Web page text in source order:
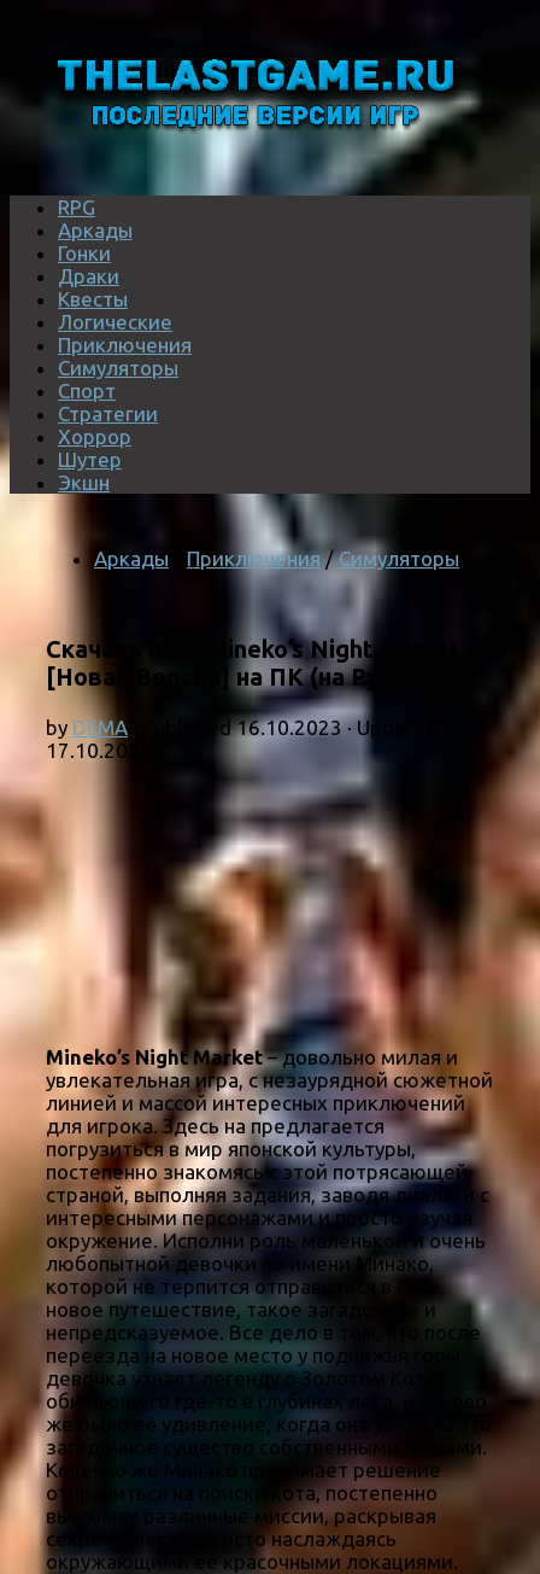
RPG
Аркады
Гонки
Драки
Квесты
Логические
Приключения
Симуляторы
Спорт
Стратегии
Хоррор
Шутер
Экшн
Аркады Приключения / Симуляторы
Скачать игру Mineko’s Night Market
[Новая Версия] на ПК (на Русском)
by DEMA · Published16.10.2023· Updated
17.10.2023
Mineko’s Night Market– довольно милая и
увлекательная игра, с незаурядной сюжетной
линией и массой интересных приключений
для игрока. Здесь на предлагается
погрузиться в мир японской культуры,
постепенно знакомясь с этой потрясающей
страной, выполняя задания, заводя диалоги с
интересными персонажами и просто изучая
окружение. Исполни роль маленькой и очень
любопытной девочки по имени Минако,
которой не терпится отправиться в свое
новое путешествие, такое загадочное и
непредсказуемое. Все дело в том, что после
переезда на новое место у подножья горы,
девочка узнает легенду о Золотом Коте,
обитающего где-то в глубинах леса, и каково
же было её удивление, когда она увидела это
загадочное существо собственными глазами.
Конечно же Минако принимает решение
отправиться на поиски кота, постепенно
выполняя различные миссии, раскрывая
секреты леса и просто наслаждаясь
окружающими ее красочными локациями.